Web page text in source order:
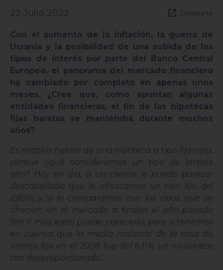
22 Julio 2022 Compartir
Con el aumento de la inflación, la guerra de
Ucrania y la posibilidad de una subida de los
tipos de interés por parte del Banco Central
Europeo, el panorama del mercado financiero
ha cambiado por completo en apenas unos
meses. ¿Cree que, como apuntan algunas
entidades financieras, el fin de las hipotecas
fijas baratas se mantendrá durante muchos
años?
Es relativo hablar de una hipoteca a tipo fijo cara,
porque ¿qué consideramos un tipo de interés
alto? Hoy en día, a un cliente le puede parecer
descabellado que le ofrezcamos un tipo fijo del
2,80%, y si lo comparamos con los tipos que se
ofrecían en el mercado a finales el año pasado
(sin ir más lejos) puede parecerlo, pero si tenemos
en cuenta que la media nacional de la tasa de
interés fija en el 2008 fue del 6,11%, ya no parece
tan desproporcionado.